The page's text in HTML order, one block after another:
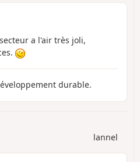
a l'air très joli,
durable.
lannel